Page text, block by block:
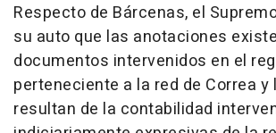
Respecto de Bárcenas, el
su auto que las anotaciones
documentos intervenidos en el
perteneciente a la red de Correa y
resultan de la contabilidad